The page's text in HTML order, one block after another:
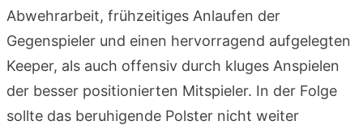
Abwehrarbeit, frühzeitiges Anlaufen der
Gegenspieler und einen hervorragend aufgelegten
Keeper, als auch offensiv durch kluges Anspielen
der besser positionierten Mitspieler. In der Folge
sollte das beruhigende Polster nicht weiter